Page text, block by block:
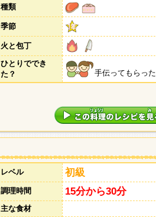
種類
季節
火と包丁
ひとりででき
た？
手伝ってもらった
レベル 初級
調理時間 15分から30分
主な食材